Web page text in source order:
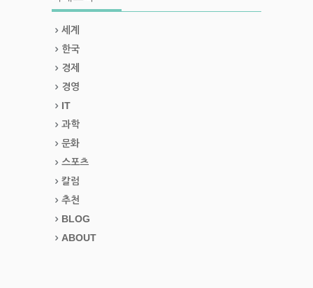
세계
한국
경제
경영
IT
과학
문화
스포츠
칼럼
추천
BLOG
ABOUT